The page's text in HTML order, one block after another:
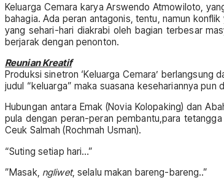
Keluarga Cemara karya Arswendo Atmowiloto,
bahagia. Ada peran antagonis, tentu, namun
yang sehari-hari diakrabi oleh bagian terbesar
berjarak dengan penonton.
Reunian Kreatif
Produksi sinetron ‘Keluarga Cemara’
judul “keluarga” maka suasana kesehariannya pun
Hubungan antara Emak (Novia Kolopaking) dan
pula dengan peran-peran pembantu,para tetangga
Ceuk Salmah (Rochmah Usman).
“Suting setiap hari…”
”Masak, ngliwet, selalu makan bareng-bareng..”